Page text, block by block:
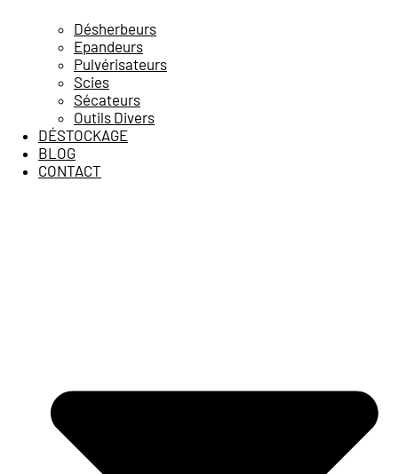
Désherbeurs
Epandeurs
Pulvérisateurs
Scies
Sécateurs
Outils Divers
DÉSTOCKAGE
BLOG
CONTACT